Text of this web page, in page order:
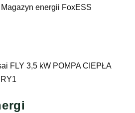
energii FoxESS
FLY 3,5 kW POMPA CIEPŁA